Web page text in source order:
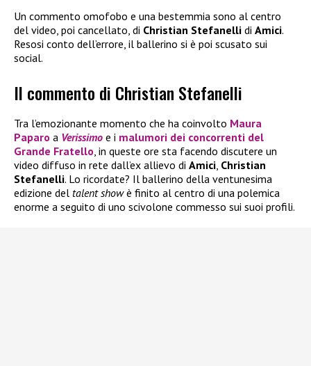
Un commento omofobo e una bestemmia sono al centro
del video, poi cancellato, di Christian Stefanelli di Amici.
Resosi conto dell’errore, il ballerino si è poi scusato sui
social.
Il commento di Christian Stefanelli
Tra l’emozionante momento che ha coinvolto Maura
Paparo a Verissimo e i malumori dei concorrenti del
Grande Fratello, in queste ore sta facendo discutere un
video diffuso in rete dall’ex allievo di Amici, Christian
Stefanelli. Lo ricordate? Il ballerino della ventunesima
edizione del talent showè finito al centro di una polemica
enorme a seguito di uno scivolone commesso sui suoi profili.